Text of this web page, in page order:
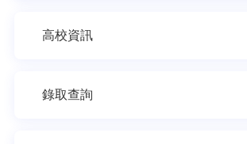
高校資訊
錄取查詢